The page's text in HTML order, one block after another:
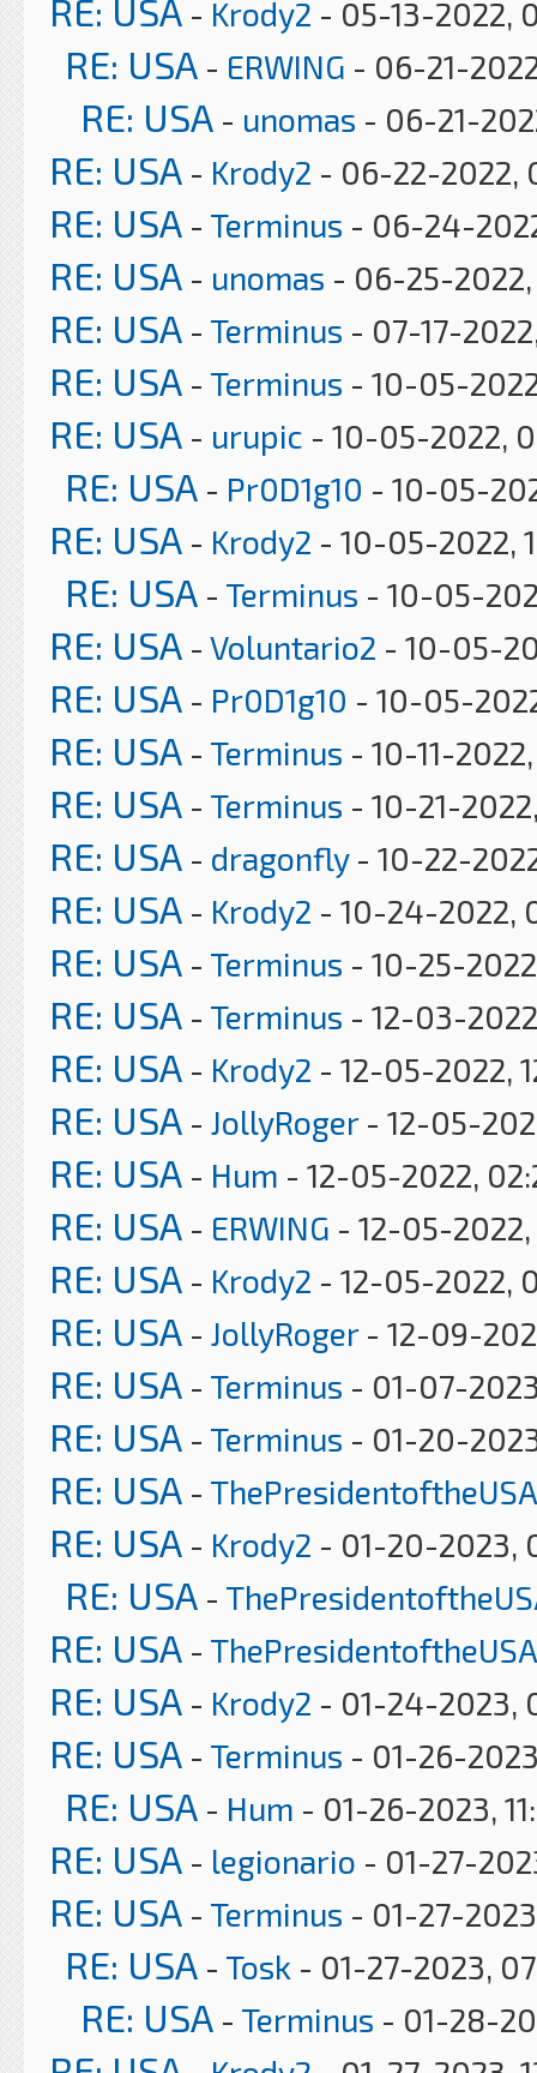
RE: USA - Krody2 - 05-13-2022,
RE: USA - ERWING - 06-21-
RE: USA - unomas - 06-21-
RE: USA - Krody2 - 06-22-2022,
RE: USA - Terminus - 06-24-
RE: USA - unomas - 06-25-2022,
RE: USA - Terminus - 07-17-
RE: USA - Terminus - 10-05-
RE: USA - urupic - 10-05-2022,
RE: USA - Pr0D1g10 - 10-05-
RE: USA - Krody2 - 10-05-2022,
RE: USA - Terminus - 10-05-
RE: USA - Voluntario2 - 10-05-
RE: USA - Pr0D1g10 - 10-05-
RE: USA - Terminus - 10-11-
RE: USA - Terminus - 10-21-
RE: USA - dragonfly- 10-22-
RE: USA - Krody2 - 10-24-2022,
RE: USA - Terminus - 10-25-
RE: USA - Terminus - 12-03-
RE: USA - Krody2 - 12-05-2022,
RE: USA - JollyRoger- 12-05-
RE: USA - Hum - 12-05-2022,
RE: USA - ERWING - 12-05-
RE: USA - Krody2 - 12-05-2022,
RE: USA - JollyRoger- 12-09-
RE: USA - Terminus - 01-07-
RE: USA - Terminus - 01-20-
RE: USA - ThePresidentoftheUSA
RE: USA - Krody2 - 01-20-2023,
RE: USA -
RE: USA - ThePresidentoftheUSA
RE: USA - Krody2 - 01-24-2023,
RE: USA - Terminus - 01-26-
RE: USA - Hum - 01-26-2023,
RE: USA - legionario - 01-27-
RE: USA - Terminus - 01-27-
RE: USA - Tosk - 01-27-2023,
RE: USA - Terminus - 01-28-